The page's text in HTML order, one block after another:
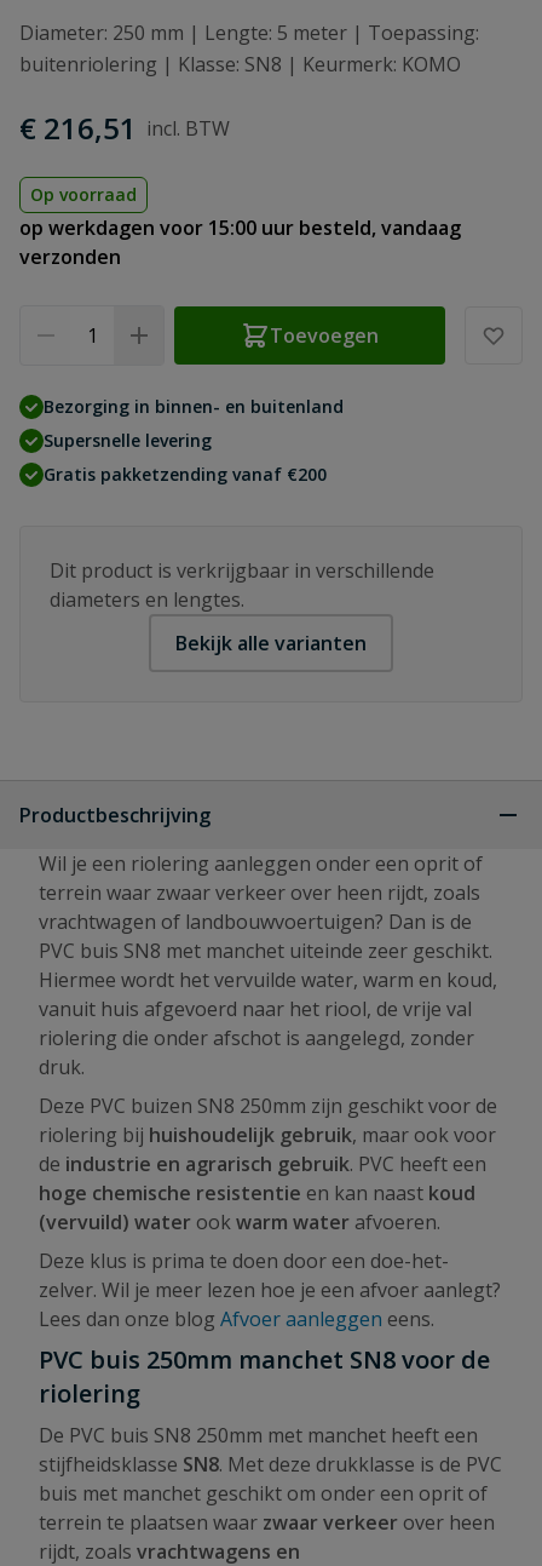
Diameter: 250 mm | Lengte: 5 meter | Toepassing:
buitenriolering | Klasse: SN8 | Keurmerk: KOMO
€ 216,51
Op voorraad
op werkdagen voor 15:00 uur besteld, vandaag
verzonden
Toevoegen
Bezorging in binnen- en buitenland
Supersnelle levering
Gratis pakketzending vanaf €200
Dit product is verkrijgbaar in verschillende
diameters en lengtes.
Bekijk alle varianten
Productbeschrijving
Wil je een riolering aanleggen onder een oprit of
terrein waar zwaar verkeer over heen rijdt, zoals
vrachtwagen of landbouwvoertuigen? Dan is de
PVC buis SN8 met manchet uiteinde zeer geschikt.
Hiermee wordt het vervuilde water, warm en koud,
vanuit huis afgevoerd naar het riool, de vrije val
riolering die onder afschot is aangelegd, zonder
druk.
Deze PVC buizen SN8 250mm zijn geschikt voor de
riolering bij huishoudelijk gebruik, maar ook voor
de industrie en agrarisch gebruik. PVC heeft een
hoge chemische resistentie en kan naast koud
(vervuild) water ookwarm water afvoeren.
Deze klus is prima te doen door een doe-het-
zelver. Wil je meer lezen hoe je een afvoer aanlegt?
Lees dan onze blog Afvoer aanleggen eens.
PVC buis 250mm manchet SN8 voor de
riolering
De PVC buis SN8 250mm met manchet heeft een
stijfheidsklasse SN8. Met deze drukklasse is de PVC
buis met manchet geschikt om onder een oprit of
terrein te plaatsen waar zwaar verkeer over heen
rijdt, zoals vrachtwagens en